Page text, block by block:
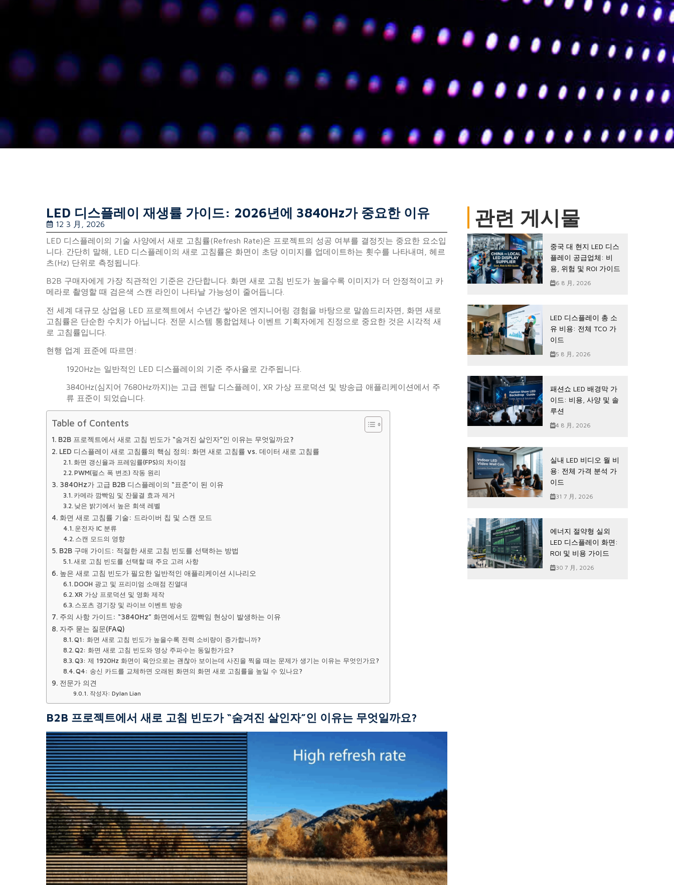
LED 디스플레이 재생률 가이드: 2026년에 3840Hz가 중요한 이유
12 3 月, 2026
LED 디스플레이의 기술 사양에서 새로 고침률(Refresh Rate)은 프로젝트의 성공 여부를 결정짓는 중요한 요소입
니다. 간단히 말해, LED 디스플레이의 새로 고침률은 화면이 초당 이미지를 업데이트하는 횟수를 나타내며, 헤르
츠(Hz) 단위로 측정됩니다.
B2B 구매자에게 가장 직관적인 기준은 간단합니다. 화면 새로 고침 빈도가 높을수록 이미지가 더 안정적이고 카
메라로 촬영할 때 검은색 스캔 라인이 나타날 가능성이 줄어듭니다.
전 세계 대규모 상업용 LED 프로젝트에서 수년간 쌓아온 엔지니어링 경험을 바탕으로 말씀드리자면, 화면 새로
고침률은 단순한 수치가 아닙니다. 전문 시스템 통합업체나 이벤트 기획자에게 진정으로 중요한 것은 시각적 새
로 고침률입니다.
현행 업계 표준에 따르면:
1920Hz는 일반적인 LED 디스플레이의 기준 주사율로 간주됩니다.
3840Hz(심지어 7680Hz까지)는 고급 렌탈 디스플레이, XR 가상 프로덕션 및 방송급 애플리케이션에서 주
류 표준이 되었습니다.
Table of Contents
B2B 프로젝트에서 새로 고침 빈도가 “숨겨진 살인자”인 이유는 무엇일까요?
LED 디스플레이 새로 고침률의 핵심 정의: 화면 새로 고침률 vs. 데이터 새로 고침률
화면 갱신율과 프레임률(FPS)의 차이점
PWM(펄스 폭 변조) 작동 원리
3840Hz가 고급 B2B 디스플레이의 “표준”이 된 이유
카메라 깜빡임 및 잔물결 효과 제거
낮은 밝기에서 높은 회색 레벨
화면 새로 고침률 기술: 드라이버 칩 및 스캔 모드
운전자 IC 분류
스캔 모드의 영향
B2B 구매 가이드: 적절한 새로 고침 빈도를 선택하는 방법
새로 고침 빈도를 선택할 때 주요 고려 사항
높은 새로 고침 빈도가 필요한 일반적인 애플리케이션 시나리오
DOOH 광고 및 프리미엄 소매점 진열대
XR 가상 프로덕션 및 영화 제작
스포츠 경기장 및 라이브 이벤트 방송
주의 사항 가이드: “3840Hz” 화면에서도 깜빡임 현상이 발생하는 이유
자주 묻는 질문(FAQ)
Q1: 화면 새로 고침 빈도가 높을수록 전력 소비량이 증가합니까?
Q2: 화면 새로 고침 빈도와 영상 주파수는 동일한가요?
Q3: 제 1920Hz 화면이 육안으로는 괜찮아 보이는데 사진을 찍을 때는 문제가 생기는 이유는 무엇인가요?
Q4: 송신 카드를 교체하면 오래된 화면의 화면 새로 고침률을 높일 수 있나요?
전문가 의견
작성자: Dylan Lian
B2B 프로젝트에서 새로 고침 빈도가 “숨겨진 살인자”인 이유는 무엇일까요?
관련 게시물
중국 대 현지 LED 디스
플레이 공급업체: 비
용, 위험 및 ROI 가이드
6 8 月, 2026
LED 디스플레이 총 소
유 비용: 전체 TCO 가
이드
5 8 月, 2026
패션쇼 LED 배경막 가
이드: 비용, 사양 및 솔
루션
4 8 月, 2026
실내 LED 비디오 월 비
용: 전체 가격 분석 가
이드
31 7 月, 2026
에너지 절약형 실외
LED 디스플레이 화면:
ROI 및 비용 가이드
30 7 月, 2026